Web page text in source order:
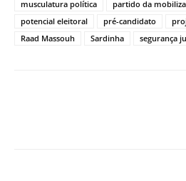
musculatura política
partido da
potencial eleitoral
pré-candidato
Raad Massouh
Sardinha segurança